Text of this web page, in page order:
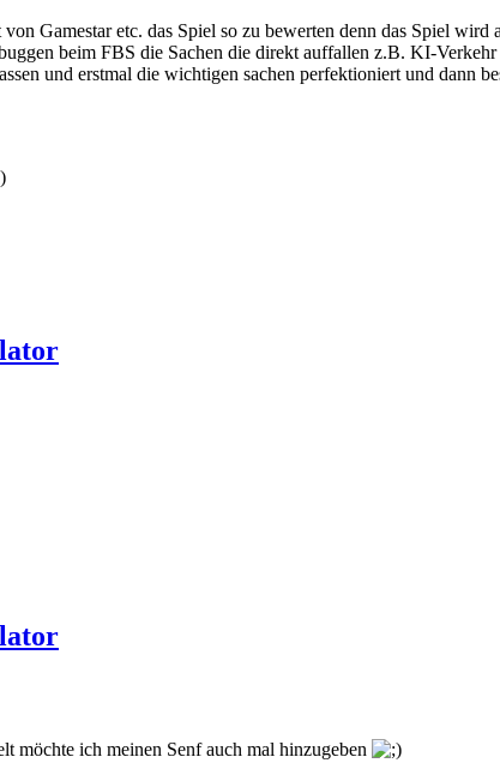
Gamestar etc. das Spiel so zu bewerten denn das Spiel
beim FBS die Sachen die direkt auffallen z.B. KI-
und erstmal die wichtigen sachen perfektioniert und dann
möchte ich meinen Senf auch mal hinzugeben